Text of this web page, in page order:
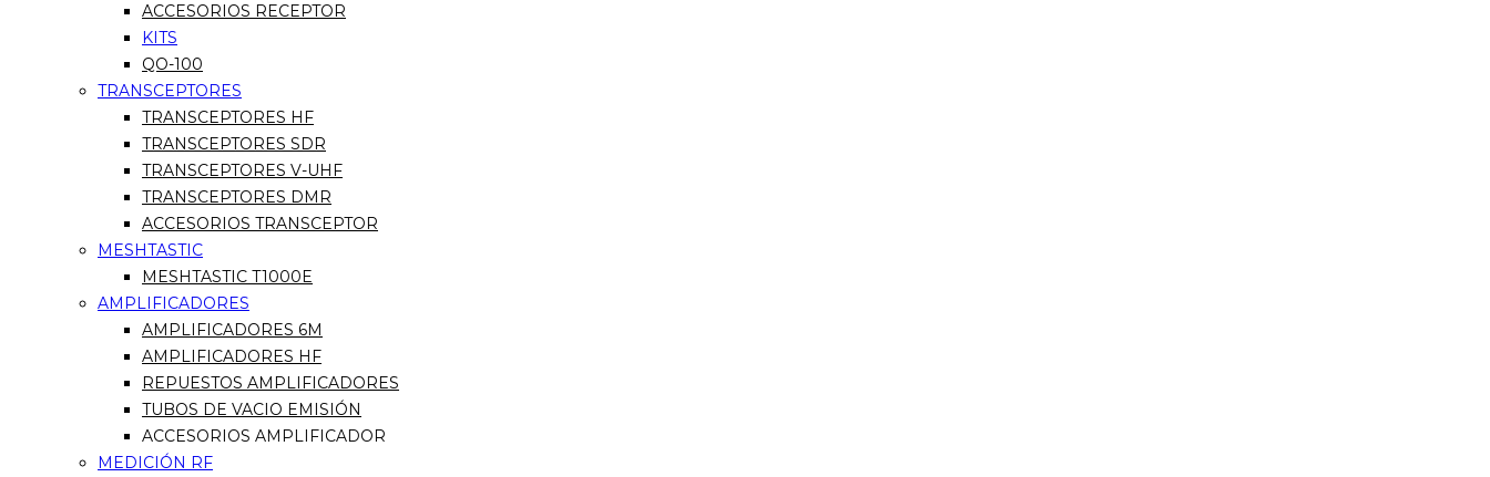
ACCESORIOS RECEPTOR
KITS
QO-100
TRANSCEPTORES
TRANSCEPTORES HF
TRANSCEPTORES SDR
TRANSCEPTORES V-UHF
TRANSCEPTORES DMR
ACCESORIOS TRANSCEPTOR
MESHTASTIC
MESHTASTIC T1000E
AMPLIFICADORES
AMPLIFICADORES 6M
AMPLIFICADORES HF
REPUESTOS AMPLIFICADORES
TUBOS DE VACIO EMISIÓN
ACCESORIOS AMPLIFICADOR
MEDICIÓN RF